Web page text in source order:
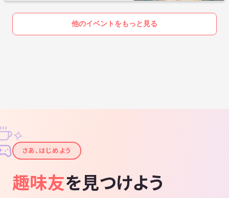
他のイベントをもっと見る
✦
✧
さあ、はじめよう
趣味友を見つけよう